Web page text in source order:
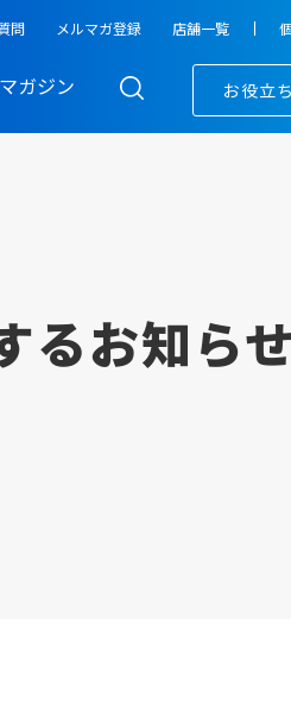
問 メルマガ登録 店舗一覧
ガジン お役立
るお知ら